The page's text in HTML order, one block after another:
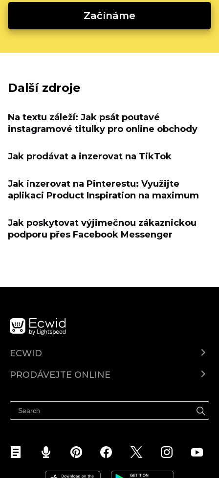
Začínáme
Další zdroje
Na textu záleží: Jak psát poutavé
instagramové titulky pro online obchody
Jak prodávat a inzerovat na TikTok
Jak inzerovat na Pinterestu: Využijte
aplikaci Product Inspiration na maximum
Jak poskytovat výjimečnou zákaznickou
podporu přes Facebook Messenger
ECWID
Ceny
PRODÁVEJTE ONLINE
Prodávejte na Facebooku
Prodávejte na Instagramu